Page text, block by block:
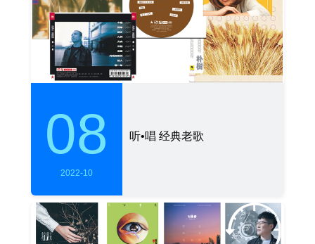
08
2022-10
听•唱 经典老歌